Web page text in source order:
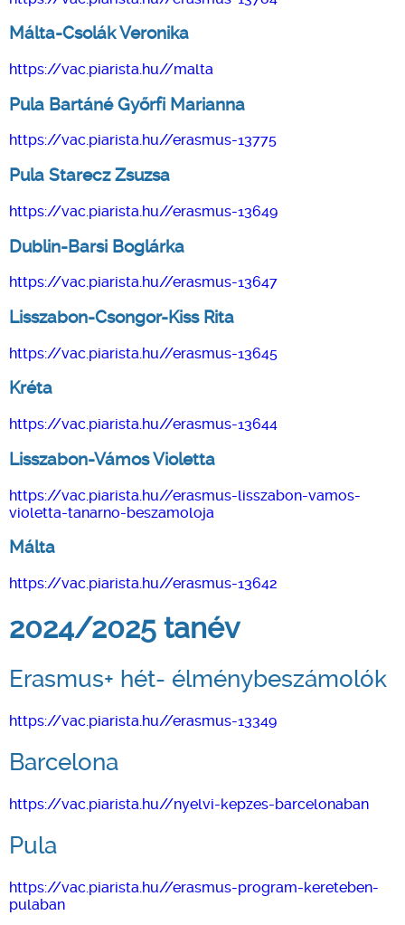
Málta-Csolák Veronika
https://vac.piarista.hu//malta
Pula Bartáné Győrfi Marianna
https://vac.piarista.hu//erasmus-13775
Pula Starecz Zsuzsa
https://vac.piarista.hu//erasmus-13649
Dublin-Barsi Boglárka
https://vac.piarista.hu//erasmus-13647
Lisszabon-Csongor-Kiss Rita
https://vac.piarista.hu//erasmus-13645
Kréta
https://vac.piarista.hu//erasmus-13644
Lisszabon-Vámos Violetta
https://vac.piarista.hu//erasmus-lisszabon-vamos-
violetta-tanarno-beszamoloja
Málta
https://vac.piarista.hu//erasmus-13642
2024/2025 tanév
Erasmus+ hét- élménybeszámolók
https://vac.piarista.hu//erasmus-13349
Barcelona
https://vac.piarista.hu//nyelvi-kepzes-barcelonaban
Pula
https://vac.piarista.hu//erasmus-program-kereteben-
pulaban